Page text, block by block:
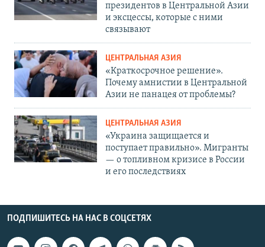
президентов в Центральной Азии
и эксцессы, которые с ними
связывают
ЦЕНТРАЛЬНАЯ АЗИЯ
«Краткосрочное решение».
Почему амнистии в Центральной
Азии не панацея от проблемы?
ЦЕНТРАЛЬНАЯ АЗИЯ
«Украина защищается и
поступает правильно». Мигранты
— о топливном кризисе в России
и его последствиях
ПОДПИШИТЕСЬ НА НАС В СОЦСЕТЯХ